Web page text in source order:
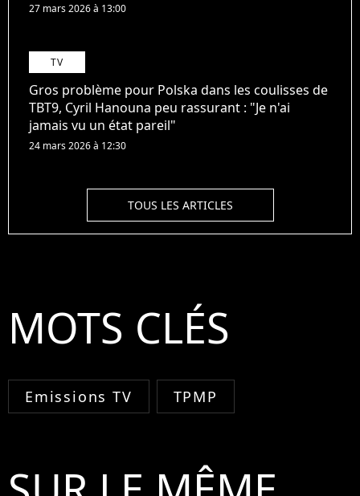
27 mars 2026 à 13:00
TV
Gros problème pour Polska dans les coulisses de
TBT9, Cyril Hanouna peu rassurant : "Je n'ai
jamais vu un état pareil"
24 mars 2026 à 12:30
TOUS LES ARTICLES
MOTS CLÉS
Emissions TV TPMP